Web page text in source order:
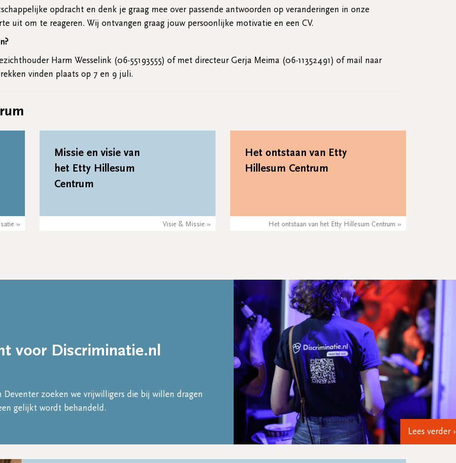
opdracht en denk je graag mee over passende antwoorden op veranderingen in onze
uit om te reageren. Wij ontvangen graag jouw persoonlijke motivatie en een CV.
Harm Wesselink (06-55193555) of met directeur Gerja Meima (06-11352491) of mail naar
vinden plaats op 7 en 9 juli.
»
Missie en visie van
het Etty Hillesum
Centrum
Visie & Missie »
Het ontstaan van Etty
Hillesum Centrum
Het ontstaan van het Etty Hillesum Centrum »
Lees verder
voor Discriminatie.nl
zoeken we vrijwilligers die bij willen dragen
gelijkt wordt behandeld.